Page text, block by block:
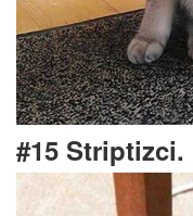
#15 Striptizci.